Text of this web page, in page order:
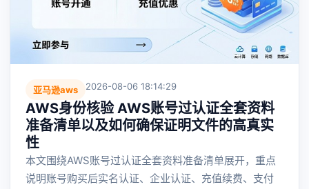
亚马逊aws 2026-08-06 18:14:29
AWS身份核验 AWS账号过认证全套资料
准备清单以及如何确保证明文件的高真实
性
本文围绕AWS账号过认证全套资料准备清单展开，重点
说明账号购买后实名认证、企业认证、充值续费、支付